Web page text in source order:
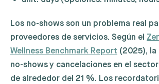
Los no-shows son un problema real
proveedores de servicios. Según el
Wellness Benchmark Report (2025), la
no-shows y cancelaciones en el
de alrededor del 21 %. Los